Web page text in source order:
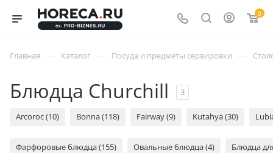
0
Главная — Каталог — Посуда и предметы сервировки —
Блюдца Churchill 3
Arcoroc (10) Bonna (118) Fairway (9) Kutahya (30)
Фарфоровые блюдца (155) Овальные блюдца (4) Блюдца